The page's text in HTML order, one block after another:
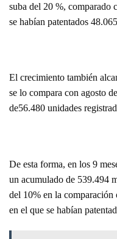
suba del 20 %, comparado
se habían patentados
El crecimiento también
se lo compara con agosto
de56.480 unidades
De esta forma, en los 9
un acumulado de 539.494
del 10% en la comparación
en el que se habían